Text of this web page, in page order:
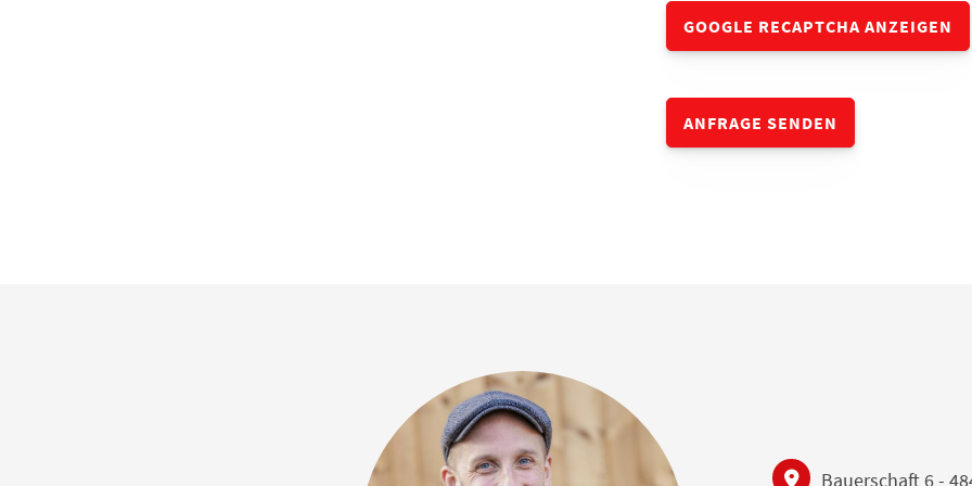
GOOGLE RECAPTCHA ANZEIGEN
Bauerschaft 6 -